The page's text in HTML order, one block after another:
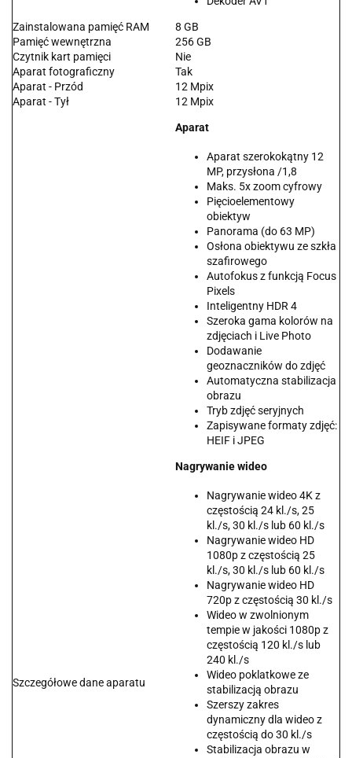
Zainstalowana pamięć RAM
8 GB
Pamięć wewnętrzna
256 GB
Czytnik kart pamięci
Nie
Aparat fotograficzny
Tak
Aparat - Przód
12 Mpix
Aparat - Tył
12 Mpix
Szczegółowe dane aparatu
Aparat
Aparat szerokokątny 12
MP, przysłona /1,8
Maks. 5x zoom cyfrowy
Pięcioelementowy
obiektyw
Panorama (do 63 MP)
Osłona obiektywu ze szkła
szafirowego
Autofokus z funkcją Focus
Pixels
Inteligentny HDR 4
Szeroka gama kolorów na
zdjęciach i Live Photo
Dodawanie
geoznaczników do zdjęć
Automatyczna stabilizacja
obrazu
Tryb zdjęć seryjnych
Zapisywane formaty zdjęć:
HEIF i JPEG
Nagrywanie wideo
Nagrywanie wideo 4K z
częstością 24 kl./s, 25
kl./s, 30 kl./s lub 60 kl./s
Nagrywanie wideo HD
1080p z częstością 25
kl./s, 30 kl./s lub 60 kl./s
Nagrywanie wideo HD
720p z częstością 30 kl./s
Wideo w zwolnionym
tempie w jakości 1080p z
częstością 120 kl./s lub
240 kl./s
Wideo poklatkowe ze
stabilizacją obrazu
Szerszy zakres
dynamiczny dla wideo z
częstością do 30 kl./s
Stabilizacja obrazu w